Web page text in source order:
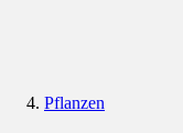
Pflanzen